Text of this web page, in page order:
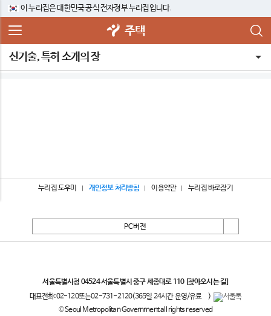
이 누리집은 대한민국 공식 전자정부 누리집입니다.
주택
신기술, 특허 소개의 장
누리집 도우미 개인정보 처리방침 이용약관 누리집 바로잡기
PC버전
서울특별시청 04524 서울특별시 중구 세종대로 110 [찾아오시는 길]
대표전화:02-120또는02-731-2120(365일 24시간 운영/유료
)
© Seoul Metropolitan Government all rights reserved